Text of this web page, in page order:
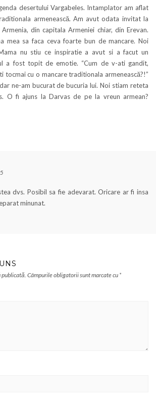
desertului Vargabeles. Intamplator am aflat
armenească. Am avut odata invitat la
din capitala Armeniei chiar, din Erevan.
mea sa faca ceva foarte bun de mancare. Noi
nu stiu ce inspiratie a avut si a facut un
a fost topit de emotie. “Cum de v-ati gandit,
tocmai cu o mancare traditionala armenească?!”
ne-am bucurat de bucuria lui. Noi stiam reteta
O fi ajuns la Darvas de pe la vreun armean?
dvs. Posibil sa fie adevarat. Oricare ar fi insa
minunat.
Câmpurile obligatorii sunt marcate cu *